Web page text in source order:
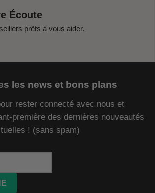
Écoute
prêts à vous aider.
les news et bons plans
rester connecté avec nous et
première des dernières nouveautés
! (sans spam)